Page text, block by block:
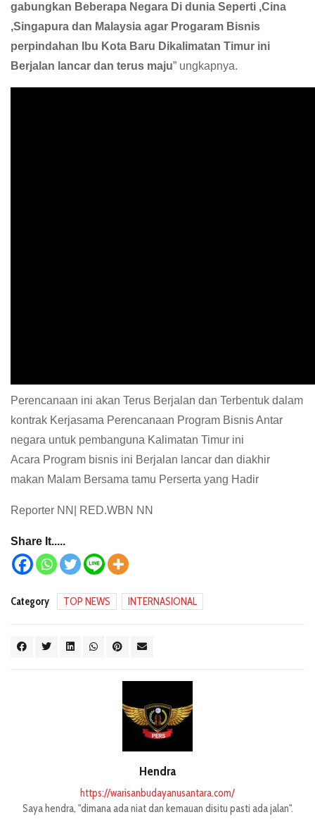
gabungkan Beberapa Negara Di dunia Seperti ,Cina
,Singapura dan Malaysia agar Progaram Bisnis
perpindahan Ibu Kota Baru Dikalimatan Timur ini
Berjalan lancar dan terus maju” ungkapnya.
Perencanaan ini akan Terus Berjalan dan Terbentuk dalam
kontrak Kerjasama Perencanaan Program Bisnis Antar
negara untuk pembanguna Kalimatan Timur ini
Acara Program bisnis ini Berjalan lancar dan diakhir
makan Malam Bersama tamu Perserta yang Hadir
Reporter NN| RED.WBN NN
Share It.....
Category TOP NEWS INTERNASIONAL
Hendra
https://warisanbudayanusantara.com/
Saya hendra, "dimana ada niat dan kemauan disitu pasti ada jalan".